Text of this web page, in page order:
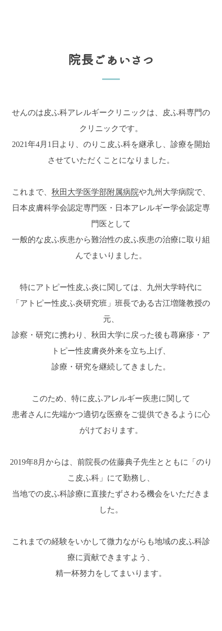
院長ごあいさつ
せんのは皮ふ科アレルギークリニックは、皮ふ科専門の
クリニックです。
2021年4月1日より、のりこ皮ふ科を継承し、診療を開始
させていただくことになりました。
これまで、 秋田大学医学部附属病院や九州大学病院で、
日本皮膚科学会認定専門医・日本アレルギー学会認定専
門医として
一般的な皮ふ疾患から難治性の皮ふ疾患の治療に取り組
んでまいりました。
特にアトピー性皮ふ炎に関しては、九州大学時代に
「アトピー性皮ふ炎研究班」班長である古江増隆教授の
元、
診察・研究に携わり、秋田大学に戻った後も蕁麻疹・ア
トピー性皮膚炎外来を立ち上げ、
診療・研究を継続してきました。
このため、特に皮ふアレルギー疾患に関して
患者さんに先端かつ適切な医療をご提供できるように心
がけております。
2019年8月からは、前院長の佐藤典子先生とともに「のり
こ皮ふ科」にて勤務し、
当地での皮ふ科診療に直接たずさわる機会をいただきま
した。
これまでの経験をいかして微力ながらも地域の皮ふ科診
療に貢献できますよう、
精一杯努力をしてまいります。